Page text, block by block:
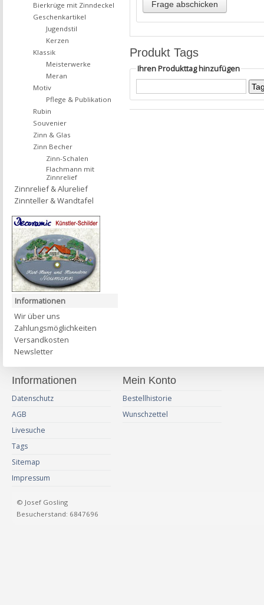
Produkt Tags
Ihren Produkttag hinzufügen
Bierkrüge mit Zinndeckel
Geschenkartikel
Jugendstil
Kerzen
Klassik
Meisterwerke
Meran
Motiv
Pflege & Publikation
Rubin
Souvenier
Zinn & Glas
Zinn Becher
Zinn-Schalen
Flachmann mit
Zinnrelief
Zinnrelief & Alurelief
Zinnteller & Wandtafel
Informationen
Wir über uns
Zahlungsmöglichkeiten
Versandkosten
Newsletter
Informationen
Datenschutz
AGB
Livesuche
Tags
Sitemap
Impressum
Mein Konto
Bestellhistorie
Wunschzettel
© Josef Gosling
Besucherstand: 6847696